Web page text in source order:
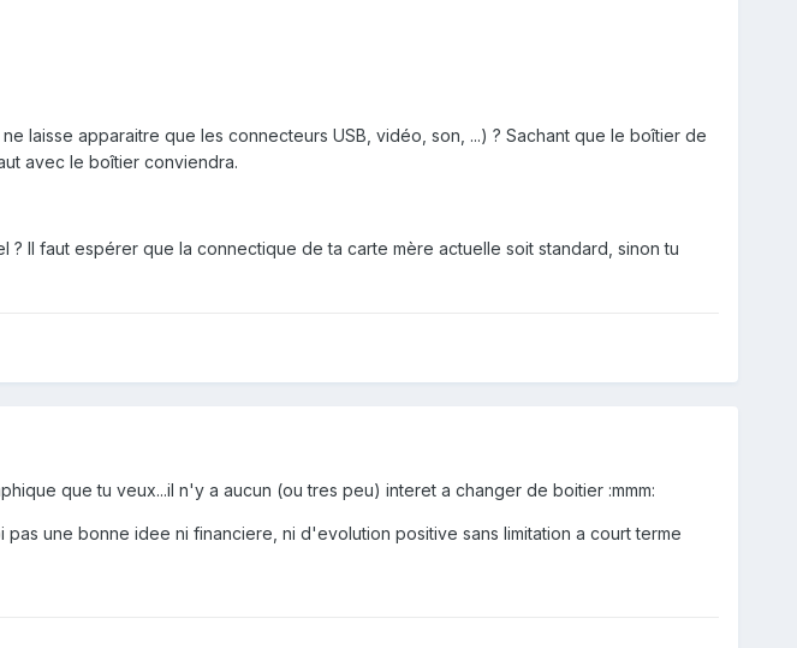
laisse apparaitre que les connecteurs USB, vidéo, son, ...) ? Sachant que le boîtier de
avec le boîtier conviendra.
Il faut espérer que la connectique de ta carte mère actuelle soit standard, sinon tu
que tu veux...il n'y a aucun (ou tres peu) interet a changer de boitier :mmm:
une bonne idee ni financiere, ni d'evolution positive sans limitation a court terme